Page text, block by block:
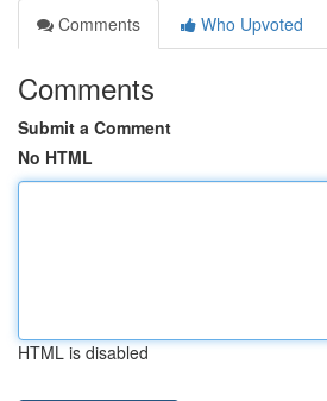
Comments
Who Upvoted
Comments
Submit a Comment
No HTML
HTML is disabled